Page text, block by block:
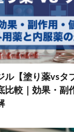
ル【塗り薬vsタ
比較｜効果・副